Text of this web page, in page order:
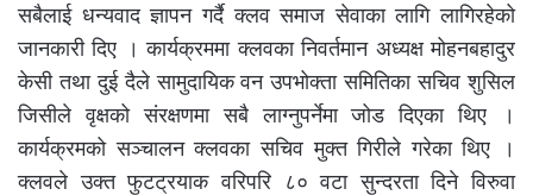
सबैलाई धन्यवाद ज्ञापन गर्दै क्लव समाज सेवाका लागि लागिरहेको
जानकारी दिए । कार्यक्रममा क्लवका निवर्तमान अध्यक्ष मोहनबहादुर
केसी तथा दुई दैले सामुदायिक वन उपभोक्ता समितिका सचिव शुसिल
जिसीले वृक्षको संरक्षणमा सबै लाग्नुपर्नेमा जोड दिएका थिए ।
कार्यक्रमको सञ्चालन क्लवका सचिव मुक्त गिरीले गरेका थिए ।
क्लवले उक्त फुटट्रयाक वरिपरि ८० वटा सुन्दरता दिने विरुवा